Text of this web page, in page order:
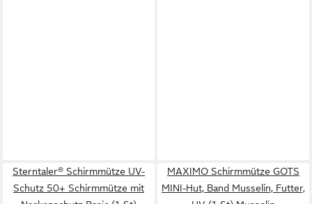
Sterntaler® Schirmmütze UV-
Schutz 50+ Schirmmütze mit
MAXIMO Schirmmütze GOTS
MINI-Hut, Band Musselin, Futter,